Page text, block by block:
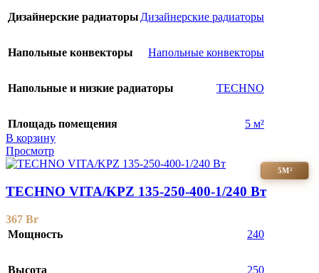
Дизайнерские радиаторы Дизайнерские радиаторы
Напольные конвекторы Напольные конвекторы
Напольные и низкие радиаторы TECHNO
Площадь помещения
5 м²
В корзину
Просмотр
5М²
TECHNO VITA/KPZ 135-250-400-1/240 Вт
367 Br
Мощность
240
Высота 250